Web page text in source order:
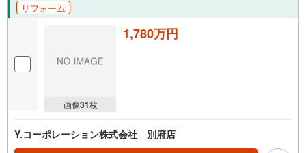
リフォーム
画像31枚
1,780万円
Y.コーポレーション株式会社 別府店